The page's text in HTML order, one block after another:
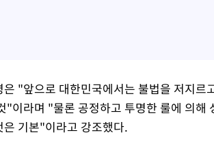
은 "앞으로 대한민국에서는 불법을 저지
"이라며 "물론 공정하고 투명한 룰에 의해
은 기본"이라고 강조했다.